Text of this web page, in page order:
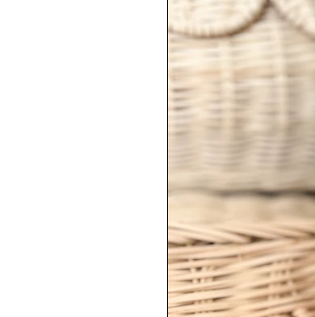
🧺 Entretien
Compatible lave-
🚚 Délai
Article personnalisé —
Article personnalisé: